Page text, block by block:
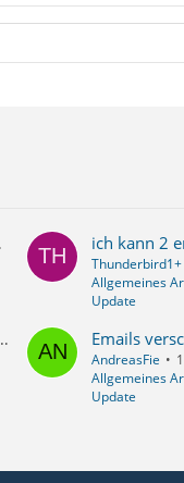
ich kann 2
Thunderbird1+
Allgemeines
Update
verschwenderische "Kartenansicht" (jede Mail mehrzeilig hoch)
AndreasFie
Allgemeines
Update